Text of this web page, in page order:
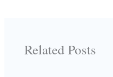
Related Posts